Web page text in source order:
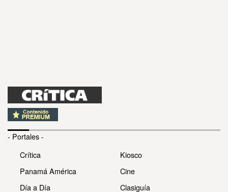
- Portales -
Crítica
Panamá América
Día a Día
Kiosco
Cine
Clasiguía